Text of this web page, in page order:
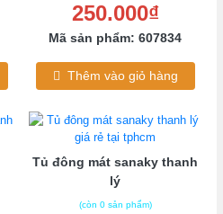
250.000₫
Mã sản phẩm: 607834
Thêm vào giỏ hàng
Tủ đông mát sanaky thanh
lý
(còn 0 sản phẩm)